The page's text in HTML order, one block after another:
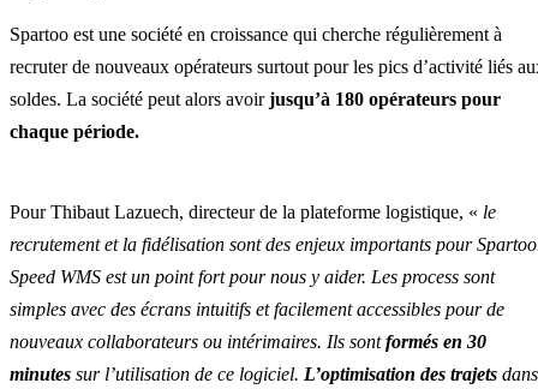
Spartoo est une société en croissance qui cherche régulièrement à
recruter de nouveaux opérateurs surtout pour les pics d’activité liés
soldes. La société peut alors avoirjusqu’à 180 opérateurs pour
chaque période.
Pour Thibaut Lazuech, directeur de la plateforme logistique, « le
recrutement et la fidélisation sont des enjeux importants pour
Speed WMS est un point fort pour nous y aider. Les process sont
simples avec des écrans intuitifs et facilement accessibles pour de
nouveaux collaborateurs ou intérimaires. Ils sontformés en 30
minutes sur l’utilisation de ce logiciel. L’optimisation des trajets dans